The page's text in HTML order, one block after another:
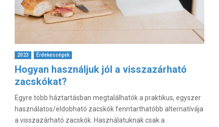
2023 Érdekességek
Hogyan használjuk jól a visszazárható
zacskókat?
Egyre több háztartásban megtalálhatók a praktikus, egyszer
használatos/eldobható zacskók fenntarthatóbb alternatívája
a visszazárható zacskók. Használatuknak csak a